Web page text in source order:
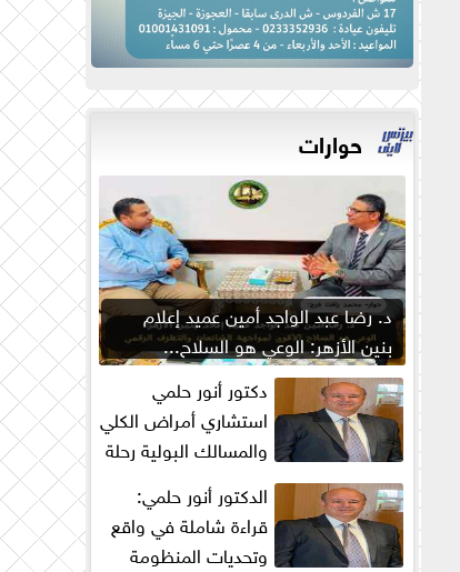
حوارات
د. رضا عبد الواجد أمين عميد إعلام
بنين الأزهر: الوعي هو السلاح...
دكتور أنور حلمي
استشاري أمراض الكلي
والمسالك البولية رحلة
من البحث والكفاح...
الدكتور أنور حلمي:
قراءة شاملة في واقع
وتحديات المنظومة